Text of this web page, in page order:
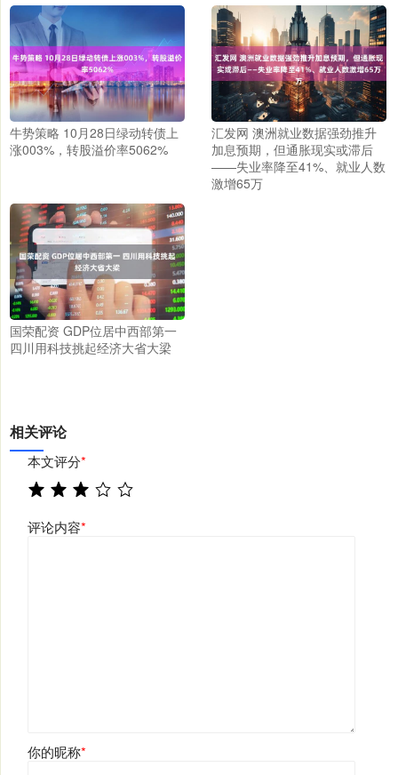
牛势策略 10月28日绿动转债上
涨003%，转股溢价率5062%
汇发网 澳洲就业数据强劲推升
加息预期，但通胀现实或滞后
——失业率降至41%、就业人数
激增65万
国荣配资 GDP位居中西部第一
四川用科技挑起经济大省大梁
相关评论
本文评分*
评论内容*
你的昵称*